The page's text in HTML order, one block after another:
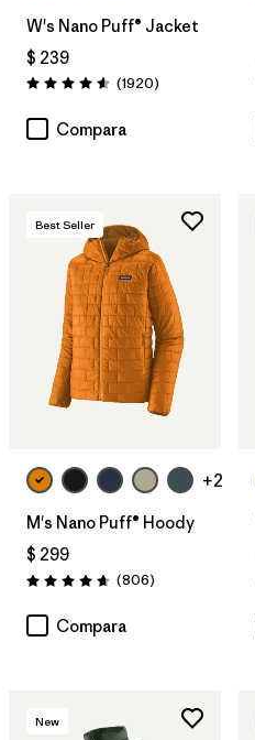
W's Nano Puff® Jacket
$ 239
Valoración: 4.6 / 5
(1920Comentarios
)
Compara
Best Seller
+2
M's Nano Puff® Hoody
$ 299
Valoración: 4.6 / 5
(806Comentarios
)
Compara
New